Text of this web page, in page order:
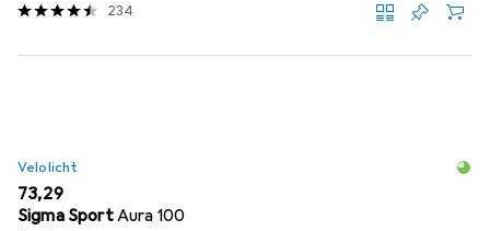
234
Velolicht
EUR
73,29
Sigma SportAura 100